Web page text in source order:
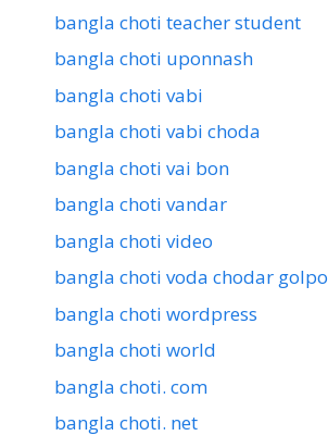
bangla choti teacher student
bangla choti uponnash
bangla choti vabi
bangla choti vabi choda
bangla choti vai bon
bangla choti vandar
bangla choti video
bangla choti voda chodar golpo
bangla choti wordpress
bangla choti world
bangla choti. com
bangla choti. net